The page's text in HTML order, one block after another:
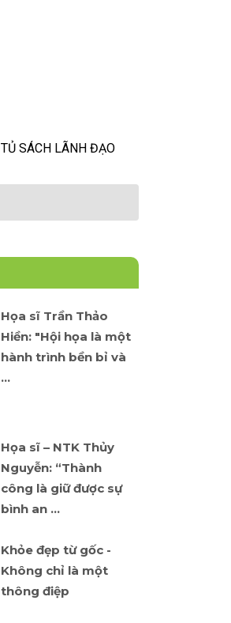
TỦ SÁCH LÃNH ĐẠO
Họa sĩ Trần Thảo
Hiền: "Hội họa là một
hành trình bền bỉ và
...
Họa sĩ – NTK Thủy
Nguyễn: “Thành
công là giữ được sự
bình an ...
Khỏe đẹp từ gốc -
Không chỉ là một
thông điệp